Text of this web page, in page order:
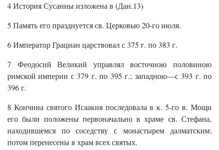
4 История Сусанны изложена в (Дан.13)
5 Память его празднуется св. Церковью 20-го июля.
6 Император Грациан царствовал с 375 г. по 383 г.
7 Феодосий Великий управлял восточною половиною
римской империи с 379 г. по 395 г.; западною—с 393 г. по
396 г.
8 Кончина святого Исаакия последовала в к. 5-го в. Мощи
его были положены первоначально в храме св. Стефана,
находившемся по соседству с монастырем далматским;
потом перенесены в храм всех святых.